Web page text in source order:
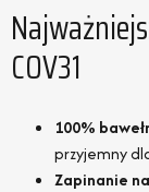
COV31
100%
przyjemny
Zapinanie